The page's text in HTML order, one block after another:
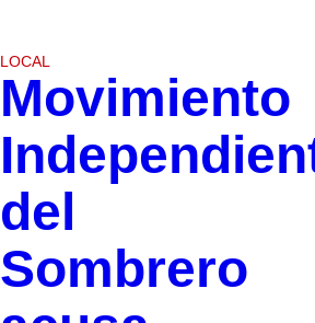
LOCAL
Movimiento
del
Sombrero